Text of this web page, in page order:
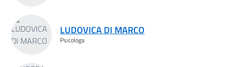
LUDOVICA DI MARCO
Psicologa